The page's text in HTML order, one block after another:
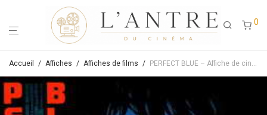
0
Accueil / Affiches / Affiches de films / PERFECT BLUE – Affiche de cinéma originale – Approximativement 40×60